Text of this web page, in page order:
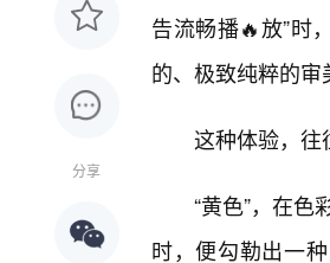
分享
告流畅播🔥放”时
的、极致纯粹的审
这种体验，往
“黄色”，在色
时，便勾勒出一